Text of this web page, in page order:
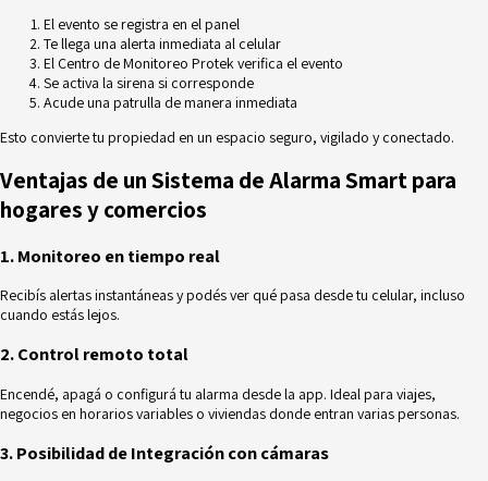
El evento se registra en el panel
Te llega una alerta inmediata al celular
El Centro de Monitoreo Protek verifica el evento
Se activa la sirena si corresponde
Acude una patrulla de manera inmediata
Esto convierte tu propiedad en un espacio seguro, vigilado y conectado.
Ventajas de un Sistema de Alarma Smart para
hogares y comercios
1. Monitoreo en tiempo real
Recibís alertas instantáneas y podés ver qué pasa desde tu celular, incluso
cuando estás lejos.
2. Control remoto total
Encendé, apagá o configurá tu alarma desde la app. Ideal para viajes,
negocios en horarios variables o viviendas donde entran varias personas.
3. Posibilidad de Integración con cámaras